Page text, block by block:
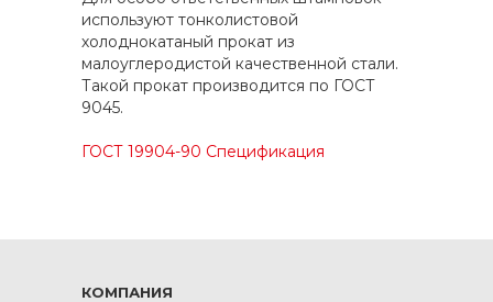
используют тонколистовой
холоднокатаный прокат из
малоуглеродистой качественной стали.
Такой прокат производится по ГОСТ
9045.
ГОСТ 19904-90 Cпецификация
КОМПАНИЯ